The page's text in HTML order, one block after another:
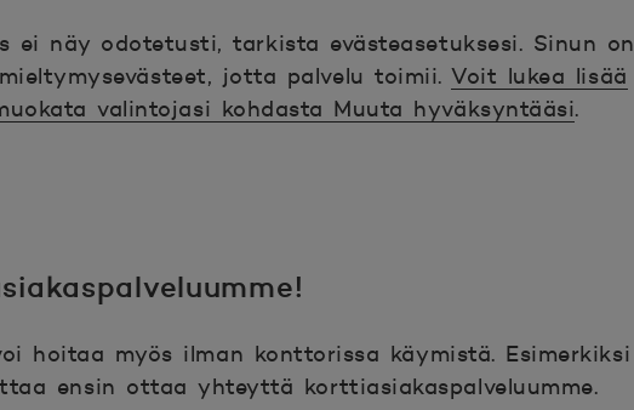
ei näy odotetusti, tarkista evästeasetuksesi. Sinun on
jotta palvelu toimii.Voit lukea lisää
valintojasi kohdasta Muuta hyväksyntääsi.
hoitaa myös ilman konttorissa käymistä. Esimerkiksi
ensin ottaa yhteyttä korttiasiakaspalveluumme.